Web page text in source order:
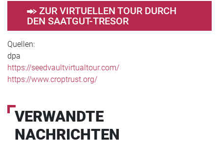
ZUR VIRTUELLEN TOUR DURCH
DEN SAATGUT-TRESOR
Quellen:
dpa
https://seedvaultvirtualtour.com/
https://www.croptrust.org/
VERWANDTE
NACHRICHTEN